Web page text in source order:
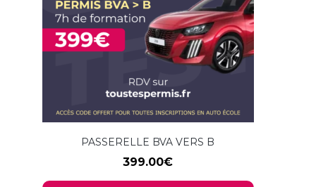
PASSERELLE BVA VERS B
399.00€